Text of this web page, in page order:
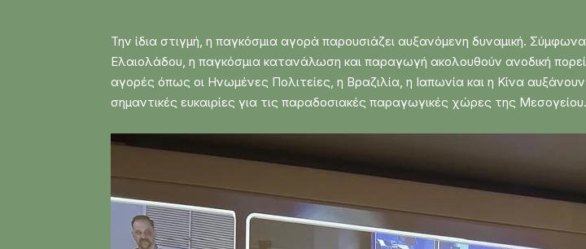
Την ίδια στιγμή, η παγκόσμια αγορά παρουσιάζει αυξανόμενη δυναμική.
Ελαιολάδου, η παγκόσμια κατανάλωση και παραγωγή ακολουθούν ανοδική
αγορές όπως οι Ηνωμένες Πολιτείες, η Βραζιλία, η Ιαπωνία και η Κίνα
σημαντικές ευκαιρίες για τις παραδοσιακές παραγωγικές χώρες της Μεσογείου.